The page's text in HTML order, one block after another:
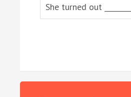
She turned out